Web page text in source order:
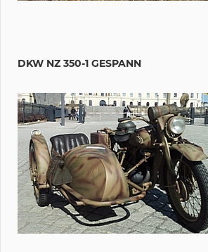
DKW NZ 350-1 GESPANN